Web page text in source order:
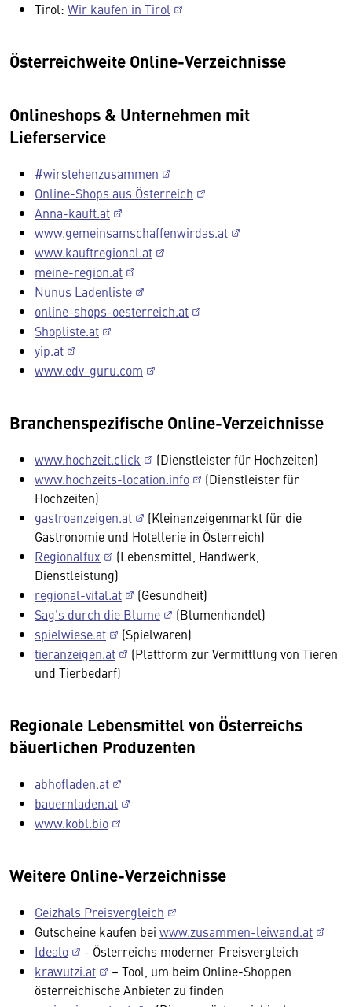
Tirol: Wir kaufen in Tirol
Österreichweite Online-Verzeichnisse
Onlineshops & Unternehmen mit
Lieferservice
#wirstehenzusammen
Online-Shops aus Österreich
Anna-kauft.at
www.gemeinsamschaffenwirdas.at
www.kauftregional.at
meine-region.at
Nunus Ladenliste
online-shops-oesterreich.at
Shopliste.at
yip.at
www.edv-guru.com
Branchenspezifische Online-Verzeichnisse
www.hochzeit.click
(Dienstleister für Hochzeiten)
www.hochzeits-location.info
(Dienstleister für
Hochzeiten)
gastroanzeigen.at
(Kleinanzeigenmarkt für die
Gastronomie und Hotellerie in Österreich)
Regionalfux
(Lebensmittel, Handwerk,
Dienstleistung)
regional-vital.at
(Gesundheit)
Sag’s durch die Blume
(Blumenhandel)
spielwiese.at
(Spielwaren)
tieranzeigen.at
(Plattform zur Vermittlung von Tieren
und Tierbedarf)
Regionale Lebensmittel von Österreichs
bäuerlichen Produzenten
abhofladen.at
bauernladen.at
www.kobl.bio
Weitere Online-Verzeichnisse
Geizhals Preisvergleich
Gutscheine kaufen bei www.zusammen-leiwand.at
Idealo
- Österreichs moderner Preisvergleich
krawutzi.at
– Tool, um beim Online-Shoppen
österreichische Anbieter zu finden